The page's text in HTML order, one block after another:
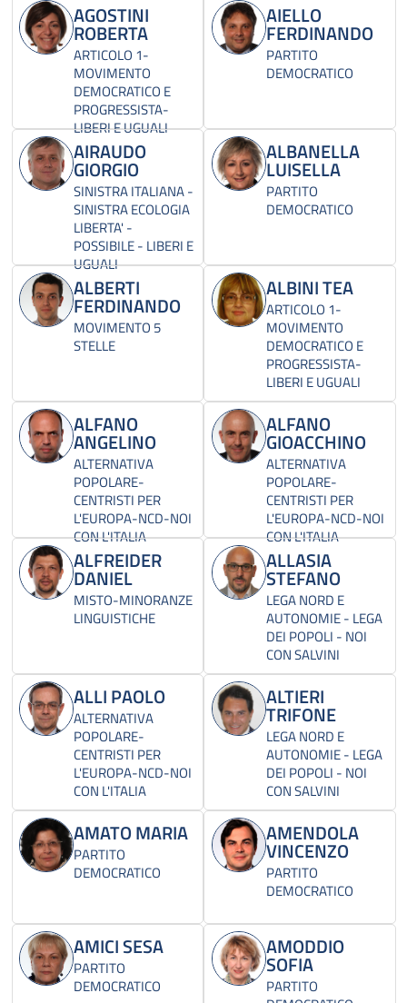
AGOSTINI
ROBERTA
ARTICOLO 1-
MOVIMENTO
DEMOCRATICO E
PROGRESSISTA-
LIBERI E UGUALI
AIELLO
FERDINANDO
PARTITO
DEMOCRATICO
AIRAUDO
GIORGIO
SINISTRA ITALIANA -
SINISTRA ECOLOGIA
LIBERTA' -
POSSIBILE - LIBERI E
UGUALI
ALBANELLA
LUISELLA
PARTITO
DEMOCRATICO
ALBERTI
FERDINANDO
MOVIMENTO 5
STELLE
ALBINI TEA
ARTICOLO 1-
MOVIMENTO
DEMOCRATICO E
PROGRESSISTA-
LIBERI E UGUALI
ALFANO
ANGELINO
ALTERNATIVA
POPOLARE-
CENTRISTI PER
L'EUROPA-NCD-NOI
CON L'ITALIA
ALFANO
GIOACCHINO
ALTERNATIVA
POPOLARE-
CENTRISTI PER
L'EUROPA-NCD-NOI
CON L'ITALIA
ALFREIDER
DANIEL
MISTO-MINORANZE
LINGUISTICHE
ALLASIA
STEFANO
LEGA NORD E
AUTONOMIE - LEGA
DEI POPOLI - NOI
CON SALVINI
ALLI PAOLO
ALTERNATIVA
POPOLARE-
CENTRISTI PER
L'EUROPA-NCD-NOI
CON L'ITALIA
ALTIERI
TRIFONE
LEGA NORD E
AUTONOMIE - LEGA
DEI POPOLI - NOI
CON SALVINI
AMATO MARIA
PARTITO
DEMOCRATICO
AMENDOLA
VINCENZO
PARTITO
DEMOCRATICO
AMICI SESA
PARTITO
DEMOCRATICO
AMODDIO
SOFIA
PARTITO